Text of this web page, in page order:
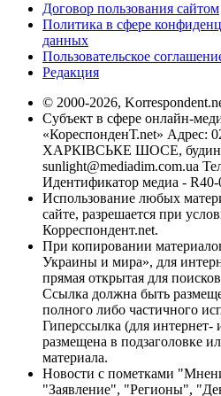
Договор пользования сайтом
Политика в сфере
данных
Пользовательское
Редакция
© 2000-2026,
Субъект в сфере онлайн-
«КореспонденТ.net» Адрес:
ХАРКІВСЬКЕ ШОСЕ,
sunlight@mediadim.com.ua
Идентификатор медиа - R40-
Использование любых
сайте, разрешается при
Корреспондент.net.
При копировании
Украины и мира», для
прямая открытая для
Ссылка должна быть
полного либо частичного
Гиперссылка (для
размещена в подзаголовке
материала.
Новости с пометками
"Заявление", "Регионы",